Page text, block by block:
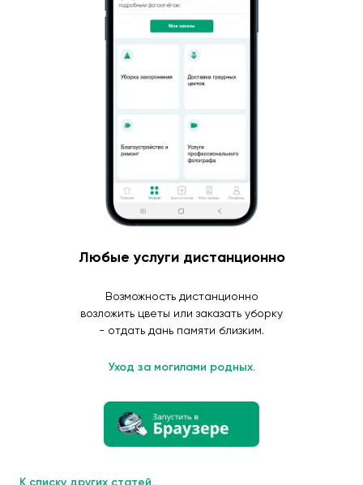
Любые услуги дистанционно
Возможность дистанционно
возложить цветы или заказать уборку
- отдать дань памяти близким.
Уход за могилами родных.
К списку других статей...